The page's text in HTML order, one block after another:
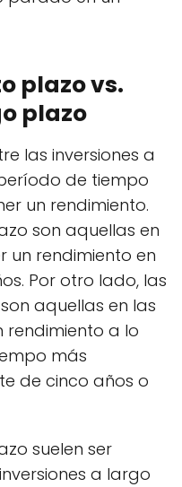
plazo vs.
plazo
las inversiones a
de tiempo
un rendimiento.
son aquellas en
un rendimiento en
Por otro lado, las
aquellas en las
rendimiento a lo
más
de cinco años o
suelen ser
a largo